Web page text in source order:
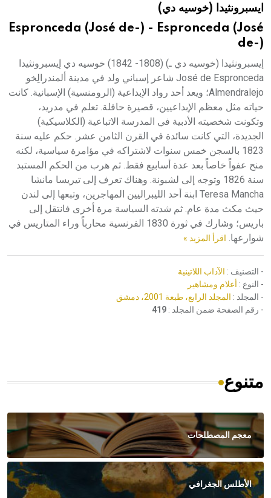
هيئة الموسوعة العربية تطلق موسوعات جديدة في عام 2026
ايسبرونثيدا (خوسيه دي)
Espronceda (José de-) - Espronceda (José
de-)
إيسبرونثيدا (خوسيه دي ـ) (1808- 1842) خوسيه دي إيسبرونثيدا
José de Espronceda شاعر إسباني ولد في مدينة ألمندرالِخو
Almendralejo؛ ويعد أحد رواد الإبداعية (الرومنسية) الإسبانية. كانت
حياته مثل معظم الإبداعيين، قصيرة حافلة. تعلم في مدريد،
وتكونت شخصيته الأدبية في المدرسة الاتباعية (الكلاسيكية)
الجديدة، التي كانت سائدة في القرن الثامن عشر. حكم عليه سنة
1823 بالسجن خمس سنوات لاشتراكه في مؤامرة سياسية، لكنه
منح عفواً خاصاً بعد عدة أسابيع فقط. ثم هرب من الحكم المستبد
سنة 1826 وتوجه إلى لشبونة. وهناك تعرف إلى تيريسا مانشا
Teresa Mancha ابنة أحد الليبراليين المهاجرين، وتبعها إلى لندن
حيث مكث مدة عام. ثم شدته السياسة مرة أخرى فانتقل إلى
باريس؛ وشارك في ثورة 1830 الفرنسية محارباً وراء المتاريس في
شوارعها. اقرأ المزيد »
- التصنيف : الآداب اللاتينية
- النوع : أعلام ومشاهير
- المجلد : المجلد الرابع، طبعة 2001، دمشق
- رقم الصفحة ضمن المجلد : 419
متنوع
معجم المصطلحات
الأطلس الجغرافي